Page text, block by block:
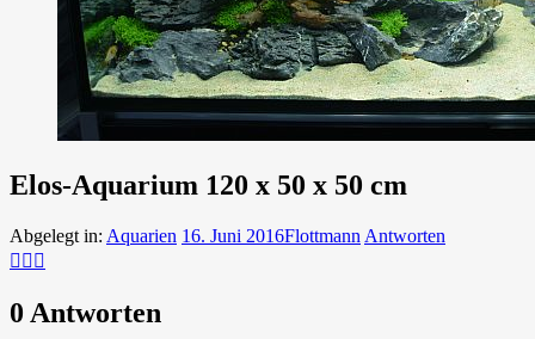
Elos-Aquarium 120 x 50 x 50 cm
Abgelegt in: Aquarien 16. Juni 2016Flottmann Antworten
0 Antworten